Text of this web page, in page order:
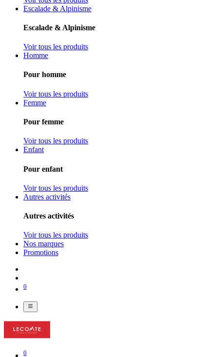
Escalade & Alpinisme
Escalade & Alpinisme
Voir tous les produits
Homme
Pour homme
Voir tous les produits
Femme
Pour femme
Voir tous les produits
Enfant
Pour enfant
Voir tous les produits
Autres activités
Autres activités
Voir tous les produits
Nos marques
Promotions
0
0